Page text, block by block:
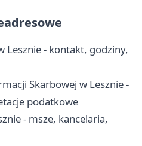
Lesznie - kontakt, godziny,
Skarbowej w Lesznie -
podatkowe
- msze, kancelaria,